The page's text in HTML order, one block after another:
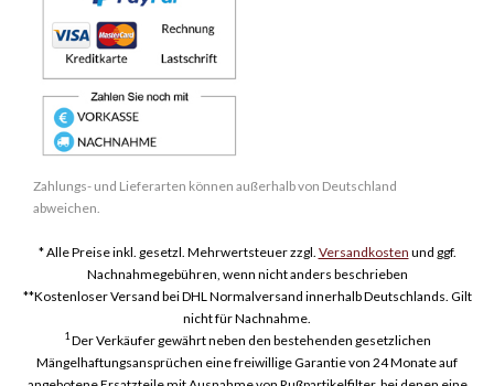
Zahlungs- und Lieferarten können außerhalb von Deutschland
abweichen.
* Alle Preise inkl. gesetzl. Mehrwertsteuer zzgl. Versandkosten und ggf.
Nachnahmegebühren, wenn nicht anders beschrieben
**Kostenloser Versand bei DHL Normalversand innerhalb Deutschlands. Gilt
nicht für Nachnahme.
1Der Verkäufer gewährt neben den bestehenden gesetzlichen
Mängelhaftungsansprüchen eine freiwillige Garantie von 24 Monate auf